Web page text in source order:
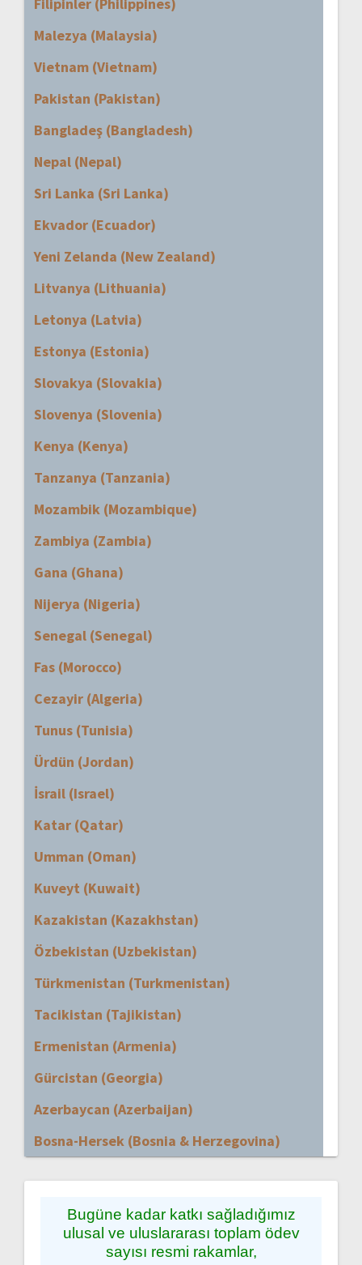
Malezya (Malaysia)
Vietnam (Vietnam)
Pakistan (Pakistan)
Bangladeş (Bangladesh)
Nepal (Nepal)
Sri Lanka (Sri Lanka)
Ekvador (Ecuador)
Yeni Zelanda (New Zealand)
Litvanya (Lithuania)
Letonya (Latvia)
Estonya (Estonia)
Slovakya (Slovakia)
Slovenya (Slovenia)
Kenya (Kenya)
Tanzanya (Tanzania)
Mozambik (Mozambique)
Zambiya (Zambia)
Gana (Ghana)
Nijerya (Nigeria)
Senegal (Senegal)
Fas (Morocco)
Cezayir (Algeria)
Tunus (Tunisia)
Ürdün (Jordan)
İsrail (Israel)
Katar (Qatar)
Umman (Oman)
Kuveyt (Kuwait)
Kazakistan (Kazakhstan)
Özbekistan (Uzbekistan)
Türkmenistan (Turkmenistan)
Tacikistan (Tajikistan)
Ermenistan (Armenia)
Gürcistan (Georgia)
Azerbaycan (Azerbaijan)
Bosna-Hersek (Bosnia & Herzegovina)
Bugüne kadar katkı sağladığımız
ulusal ve uluslararası toplam ödev
sayısı resmi rakamlar,